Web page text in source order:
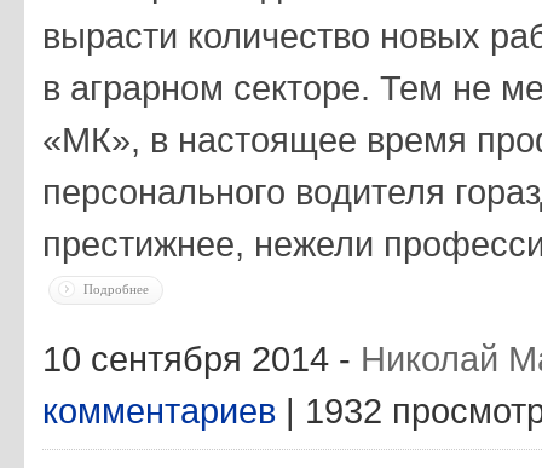
вырасти количество новых
в аграрном секторе. Тем не
«МК», в настоящее время
персонального водителя
престижнее, нежели
Подробнее
10 сентября 2014 - Николай
комментариев | 1932